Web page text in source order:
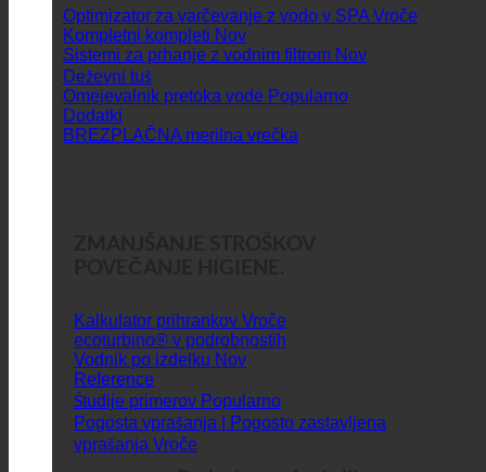
Optimizator za varčevanje z vodo v SPA
Kompletni kompleti
Sistemi za prhanje z vodnim filtrom
Deževni tuš
Omejevalnik pretoka vode
Dodatki
BREZPLAČNA merilna vrečka
Kalkulator prihrankov
ecoturbino® v podrobnostih
Vodnik po izdelku
Reference
Študije primerov
Pogosta vprašanja | Pogosto zastavljena
vprašanja